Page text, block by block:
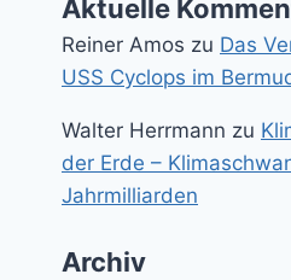
Aktuelle
Reiner Amos zu Das
USS Cyclops im
Walter Herrmann zu
der Erde –
Jahrmilliarden
Archiv